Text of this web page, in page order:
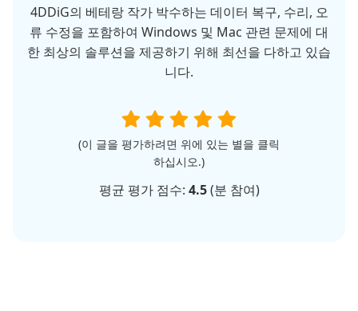
4DDiG의 베테랑 작가 박수하는 데이터 복구, 수리, 오
류 수정을 포함하여 Windows 및 Mac 관련 문제에 대
한 최상의 솔루션을 제공하기 위해 최선을 다하고 있습
니다.
(이 글을 평가하려면 위에 있는 별을 클릭
하십시오.)
평균 평가 점수: 4.5(분 참여)